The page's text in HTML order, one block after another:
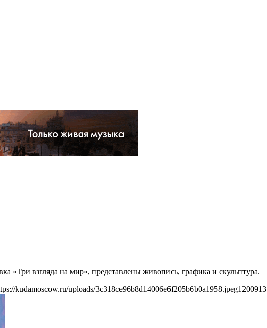
«Три взгляда на мир», представлены живопись, графика и скульптура.
kudamoscow.ru/uploads/3c318ce96b8d14006e6f205b6b0a1958.jpeg1200913